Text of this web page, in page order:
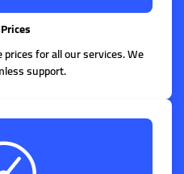
for all our services. We
support.